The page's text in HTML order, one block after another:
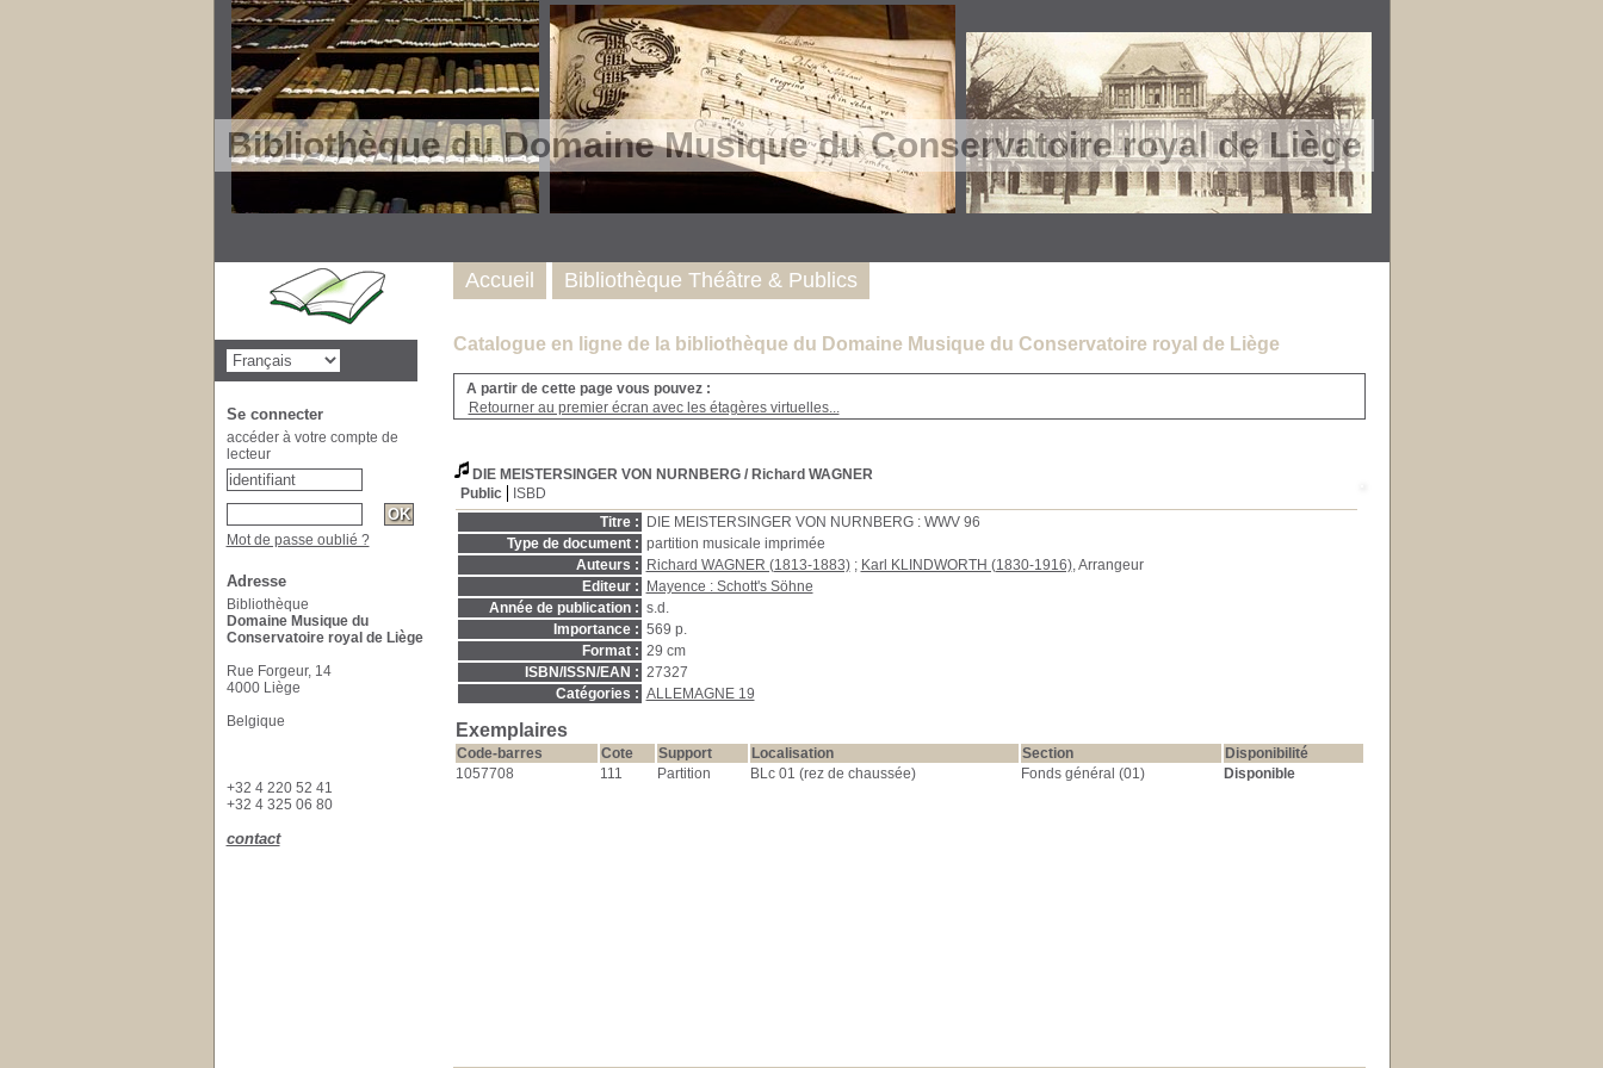
Bibliothèque du Domaine Musique du Conservatoire royal de Liège
Catalogue en ligne de la bibliothèque du Domaine Musique du Conservatoire royal de Liège
A partir de cette page vous pouvez :
Retourner au premier écran avec les étagères virtuelles...
DIE MEISTERSINGER VON NURNBERG/ Richard WAGNER
Public
ISBD
Titre :
DIE MEISTERSINGER VON NURNBERG : WWV 96
Type de document : partition musicale imprimée
Auteurs :
Richard WAGNER (1813-1883); Karl KLINDWORTH (1830-1916), Arrangeur
Editeur :
Mayence : Schott's Söhne
Année de publication : s.d.
Importance : 569 p.
Format : 29 cm
ISBN/ISSN/EAN : 27327
Catégories : ALLEMAGNE 19
Exemplaires
Code-barres Cote Support Localisation Section
Disponibilité
1057708
111 Partition BLc 01 (rez de chaussée) Fonds général (01) Disponible
Accueil Bibliothèque Théâtre & Publics
Se connecter
accéder à votre compte de
lecteur
Mot de passe oublié ?
Adresse
Bibliothèque
Domaine Musique du
Conservatoire royal de Liège
Rue Forgeur, 14
4000 Liège
Belgique
+32 4 220 52 41
+32 4 325 06 80
contact